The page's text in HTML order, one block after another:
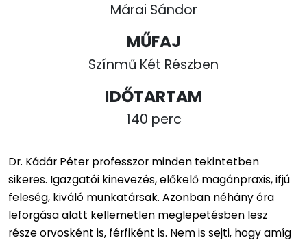
Márai Sándor
MŰFAJ
Színmű Két Részben
IDŐTARTAM
140 perc
Dr. Kádár Péter professzor minden tekintetben
sikeres. Igazgatói kinevezés, előkelő magánpraxis, ifjú
feleség, kiváló munkatársak. Azonban néhány óra
leforgása alatt kellemetlen meglepetésben lesz
része orvosként is, férfiként is. Nem is sejti, hogy amíg